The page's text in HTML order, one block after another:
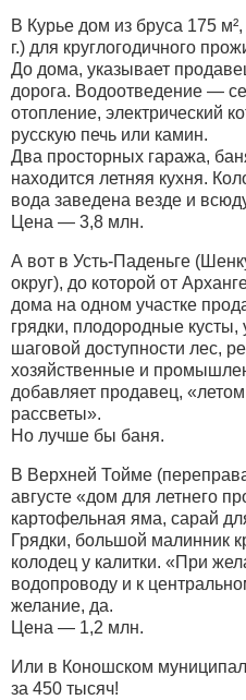
В Курье дом из бруса 175
г.) для круглогодичного
До дома, указывает
дорога. Водоотведение —
отопление, электрический
русскую печь или камин.
Два просторных гаража,
находится летняя кухня.
вода заведена везде и
Цена — 3,8 млн.
А вот в Усть-Паденьге
округ), до которой от
дома на одном участке
грядки, плодородные
шаговой доступности лес,
хозяйственные и
добавляет продавец,
рассветы».
Но лучше бы баня.
В Верхней Тойме
августе «дом для летнего
картофельная яма, сарай
Грядки, большой малинник
колодец у калитки. «При
водопроводу и к
желание, да.
Цена — 1,2 млн.
Или в Коношском
за 450 тысяч!